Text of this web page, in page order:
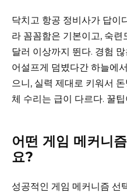
닥치고 항공 정비사가 답이
라 꼼꼼함은 기본이고, 숙
달러 이상까지 뛴다. 경험
어설프게 덤볐다간 하늘에
으니, 실력 제대로 키워서
체 수리는 급이 다르다. 꿀팁
어떤 게임 메커니
요?
성공적인 게임 메커니즘 선